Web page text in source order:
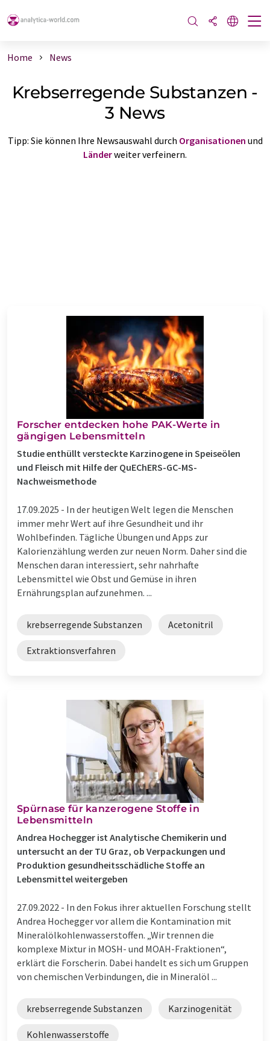
Home News
Krebserregende Substanzen -
3 News
Tipp: Sie können Ihre Newsauswahl durch Organisationen und
Länderweiter verfeinern.
Forscher entdecken hohe PAK-Werte in
gängigen Lebensmitteln
Studie enthüllt versteckte Karzinogene in Speiseölen
und Fleisch mit Hilfe der QuEChERS-GC-MS-
Nachweismethode
17.09.2025 - In der heutigen Welt legen die Menschen
immer mehr Wert auf ihre Gesundheit und ihr
Wohlbefinden. Tägliche Übungen und Apps zur
Kalorienzählung werden zur neuen Norm. Daher sind die
Menschen daran interessiert, sehr nahrhafte
Lebensmittel wie Obst und Gemüse in ihren
Ernährungsplan aufzunehmen. ...
krebserregende Substanzen Acetonitril
Extraktionsverfahren
Spürnase für kanzerogene Stoffe in
Lebensmitteln
Andrea Hochegger ist Analytische Chemikerin und
untersucht an der TU Graz, ob Verpackungen und
Produktion gesundheitsschädliche Stoffe an
Lebensmittel weitergeben
27.09.2022 - In den Fokus ihrer aktuellen Forschung stellt
Andrea Hochegger vor allem die Kontamination mit
Mineralölkohlenwasserstoffen. „Wir trennen die
komplexe Mixtur in MOSH- und MOAH-Fraktionen“,
erklärt die Forscherin. Dabei handelt es sich um Gruppen
von chemischen Verbindungen, die in Mineralöl ...
krebserregende Substanzen Karzinogenität
Kohlenwasserstoffe